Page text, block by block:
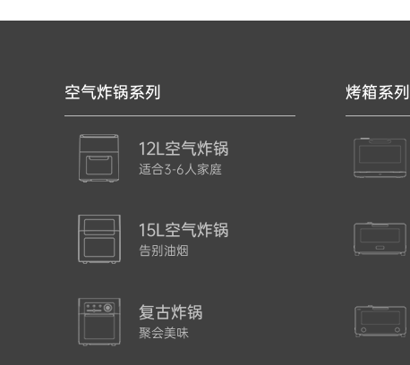
空气炸锅系列
12L空气炸锅
适合3-6人家庭
15L空气炸锅
告别油烟
复古炸锅
聚会美味
烤箱系列